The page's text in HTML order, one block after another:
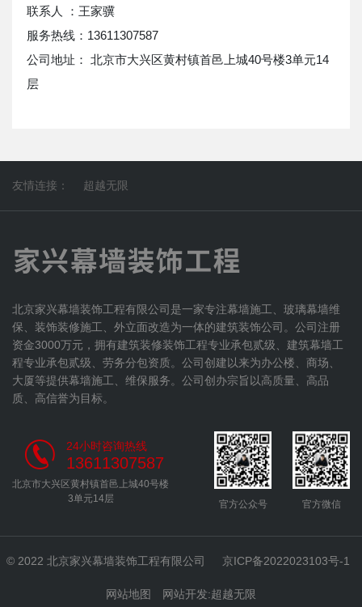
联系人 ：王家骥
服务热线：13611307587
公司地址： 北京市大兴区黄村镇首邑上城40号楼3单元14
层
友情连接： 超越无限
北京家兴幕墙装饰工程有限公司是一家专注幕墙施工、玻璃幕墙维
保、装饰装修施工、外立面改造为一体的建筑装饰公司。公司注册
资金3000万元，拥有建筑装修装饰工程专业承包贰级、建筑幕墙工
程专业承包贰级、劳务分包资质。公司创建以来为办公楼、商场、
大厦等提供幕墙施工、维保服务。公司创办宗旨以高质量、高品
质、高信誉为目标。
24小时咨询热线
13611307587
北京市大兴区黄村镇首邑上城40号楼
3单元14层
官方公众号 官方微信
© 2022 北京家兴幕墙装饰工程有限公司 京ICP备2022023103号-1
网站地图 网站开发:超越无限